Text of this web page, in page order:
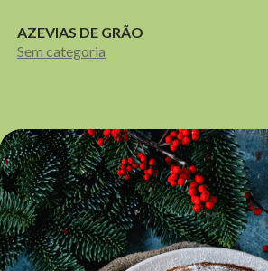
AZEVIAS DE GRÃO
Sem categoria